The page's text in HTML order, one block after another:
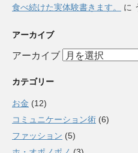
食べ続けた実体験書きます。
に
アーカイブ
アーカイブ
カテゴリー
お金 (12)
コミュニケーション術 (6)
ファッション (5)